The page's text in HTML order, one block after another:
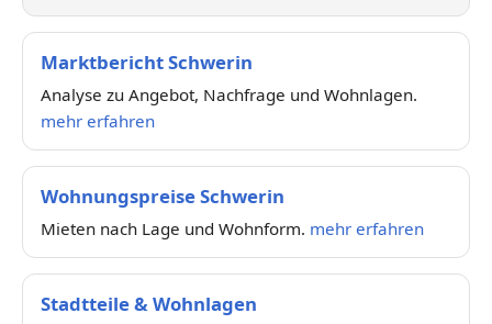
Marktbericht Schwerin
Analyse zu Angebot, Nachfrage und Wohnlagen.
mehr erfahren
Wohnungspreise Schwerin
Mieten nach Lage und Wohnform. mehr erfahren
Stadtteile & Wohnlagen